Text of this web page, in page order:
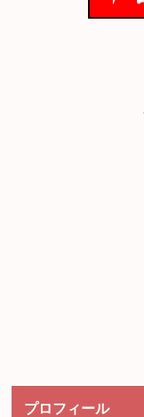
プロフィール